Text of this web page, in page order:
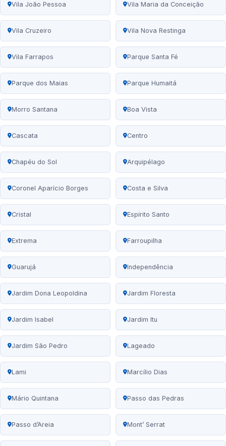
Vila João Pessoa Vila Maria da Conceição
Vila Cruzeiro Vila Nova Restinga
Vila Farrapos Parque Santa Fé
Parque dos Maias Parque Humaitá
Morro Santana Boa Vista
Cascata Centro
Chapéu do Sol Arquipélago
Coronel Aparício Borges Costa e Silva
Cristal Espírito Santo
Extrema Farroupilha
Guarujá Independência
Jardim Dona Leopoldina Jardim Floresta
Jardim Isabel Jardim Itu
Jardim São Pedro Lageado
Lami Marcílio Dias
Mário Quintana Passo das Pedras
Passo d’Areia Mont’ Serrat